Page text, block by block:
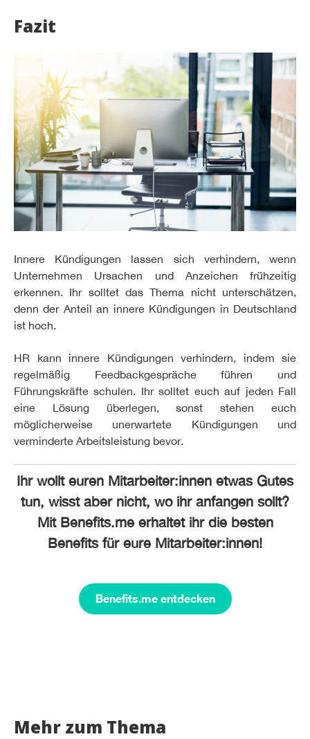
Fazit
Innere Kündigungen lassen sich verhindern, wenn
Unternehmen Ursachen und Anzeichen frühzeitig
erkennen. Ihr solltet das Thema nicht unterschätzen,
denn der Anteil an innere Kündigungen in Deutschland
ist hoch.
HR kann innere Kündigungen verhindern, indem sie
regelmäßig Feedbackgespräche führen und
Führungskräfte schulen. Ihr solltet euch auf jeden Fall
eine Lösung überlegen, sonst stehen euch
möglicherweise unerwartete Kündigungen und
verminderte Arbeitsleistung bevor.
Ihr wollt euren Mitarbeiter:innen etwas Gutes
tun, wisst aber nicht, wo ihr anfangen sollt?
Mit Benefits.me erhaltet ihr die besten
Benefits für eure Mitarbeiter:innen!
Benefits.me entdecken
Mehr zum Thema